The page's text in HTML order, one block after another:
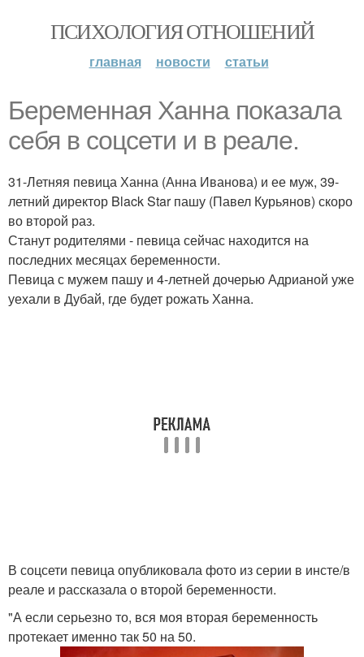
ПСИХОЛОГИЯ ОТНОШЕНИЙ
главная новости статьи
Беременная Ханна показала
себя в соцсети и в реале.
31-Летняя певица Ханна (Анна Иванова) и ее муж, 39-
летний директор Black Star пашу (Павел Курьянов) скоро
во второй раз.
Станут родителями - певица сейчас находится на
последних месяцах беременности.
Певица с мужем пашу и 4-летней дочерью Адрианой уже
уехали в Дубай, где будет рожать Ханна.
В соцсети певица опубликовала фото из серии в инсте/в
реале и рассказала о второй беременности.
"А если серьезно то, вся моя вторая беременность
протекает именно так 50 на 50.